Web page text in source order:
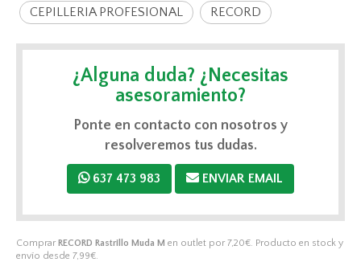
Comprar RECORD Rastrillo Muda M en outlet por 7,20€ . Producto en stock y
envío desde 7,99€
CEPILLERIA PROFESIONAL RECORD
¿Alguna duda? ¿Necesitas
asesoramiento?
Ponte en contacto con nosotros y
resolveremos tus dudas.
637 473 983 ENVIAR EMAIL